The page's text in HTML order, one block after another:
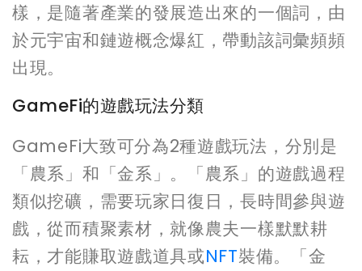
樣，是隨著產業的發展造出來的一個詞，由
於元宇宙和鏈遊概念爆紅，帶動該詞彙頻頻
出現。
GameFi的遊戲玩法分類
GameFi大致可分為2種遊戲玩法，分別是
「農系」和「金系」。「農系」的遊戲過程
類似挖礦，需要玩家日復日，長時間參與遊
戲，從而積聚素材，就像農夫一樣默默耕
耘，才能賺取遊戲道具或NFT裝備。「金